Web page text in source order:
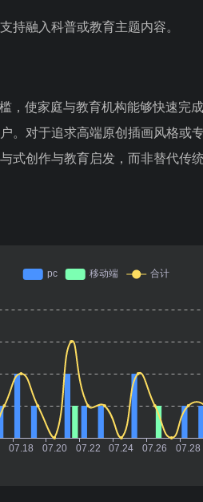
持融入科普或教育主题内容。
，使家庭与教育机构能够快速完
。对于追求高端原创插画风格或
式创作与教育启发，而非替代传统